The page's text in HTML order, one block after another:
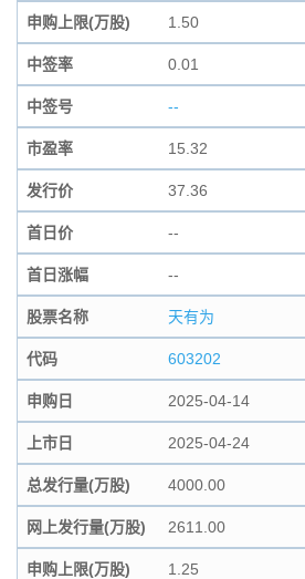
申购上限(万股) 1.50
中签率 0.01
中签号 --
市盈率 15.32
发行价 37.36
首日价 --
首日涨幅 --
股票名称 天有为
代码 603202
申购日 2025-04-14
上市日 2025-04-24
总发行量(万股) 4000.00
网上发行量(万股) 2611.00
申购上限(万股) 1.25